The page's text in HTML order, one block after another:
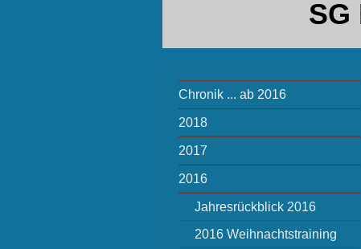
SG
Chronik ... ab 2016
2018
2017
2016
Jahresrückblick 2016
2016 Weihnachtstraining